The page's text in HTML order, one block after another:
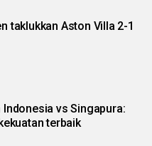
taklukkan Aston Villa 2-1
vs Singapura:
terbaik